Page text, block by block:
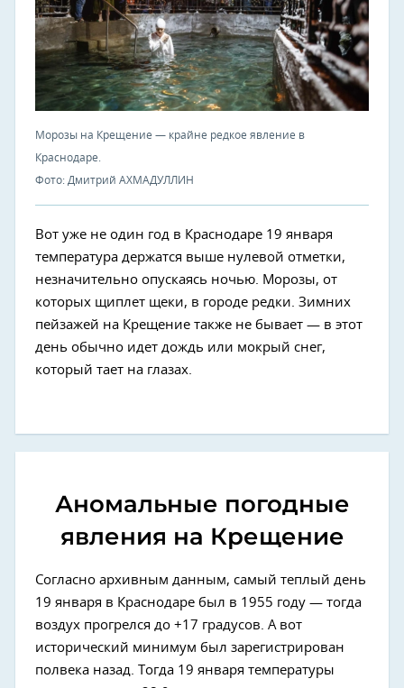
Морозы на Крещение — крайне редкое явление в
Краснодаре.
Фото: Дмитрий АХМАДУЛЛИН
Вот уже не один год в Краснодаре 19 января
температура держатся выше нулевой отметки,
незначительно опускаясь ночью. Морозы, от
которых щиплет щеки, в городе редки. Зимних
пейзажей на Крещение также не бывает — в этот
день обычно идет дождь или мокрый снег,
который тает на глазах.
Аномальные погодные
явления на Крещение
Согласно архивным данным, самый теплый день
19 января в Краснодаре был в 1955 году — тогда
воздух прогрелся до +17 градусов. А вот
исторический минимум был зарегистрирован
полвека назад. Тогда 19 января температуры